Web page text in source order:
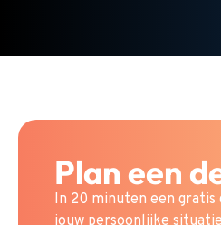
Plan een
In 20 minuten een gratis